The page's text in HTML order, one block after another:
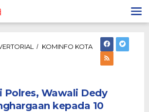
/ KOMINFO KOTA
Polres, Wawali Dedy
kepada 10